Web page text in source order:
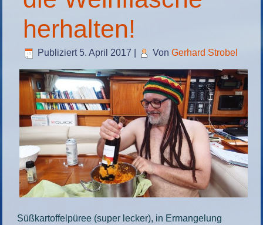
herhalten!
Publiziert 5. April 2017 Von Gerhard Strobel
Süßkartoffelpüree (super lecker), in Ermangelung